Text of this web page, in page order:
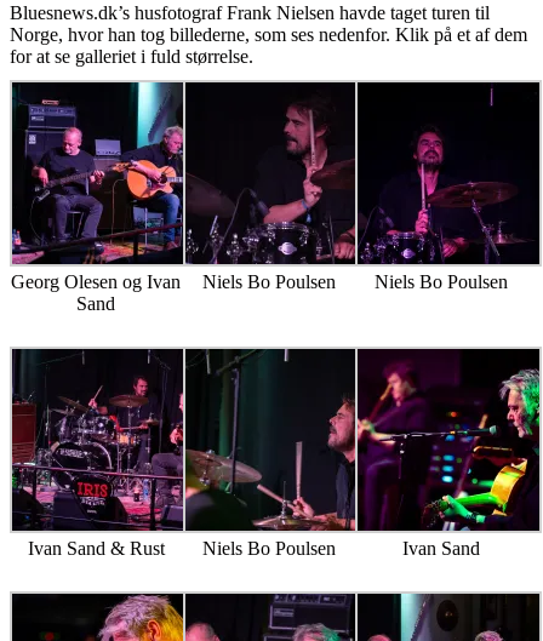
Bluesnews.dk’s husfotograf Frank Nielsen havde taget turen til
Norge, hvor han tog billederne, som ses nedenfor. Klik på et af dem
for at se galleriet i fuld størrelse.
Georg Olesen og Ivan
Sand
Niels Bo Poulsen Niels Bo Poulsen
Ivan Sand & Rust Niels Bo Poulsen Ivan Sand